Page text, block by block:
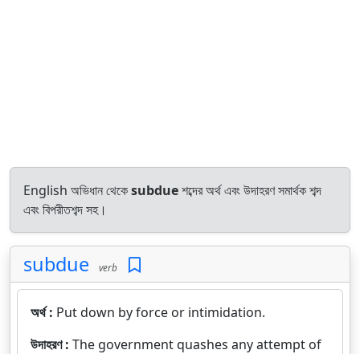
English অভিধান থেকেsubdueশব্দের অর্থ এবং উদাহরণ সমার্থক শব্দ
এবং বিপরীতশব্দ সহ।
subdue verb
অর্থ : Put down by force or intimidation.
উদাহরণ : The government quashes any attempt of